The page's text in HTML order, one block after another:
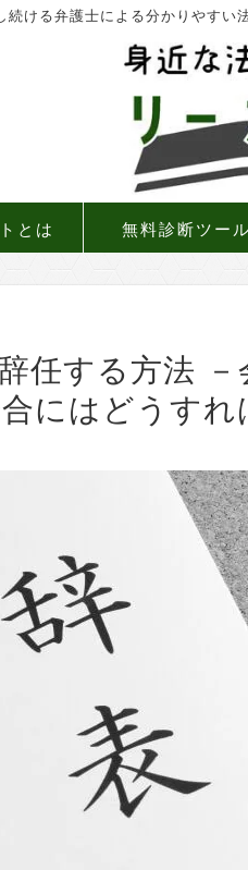
続ける弁護士による分かりやすい
とは 無料診断ツール
任する方法
にはどうすれ